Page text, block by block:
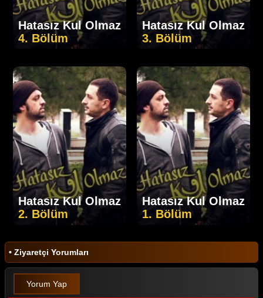
Hatasız Kul Olmaz
4. Bölüm
Hatasız Kul Olmaz
3. Bölüm
Hatasız Kul Olmaz
2. Bölüm
Hatasız Kul Olmaz
1. Bölüm
• Ziyaretçi Yorumları
Yorum Yap